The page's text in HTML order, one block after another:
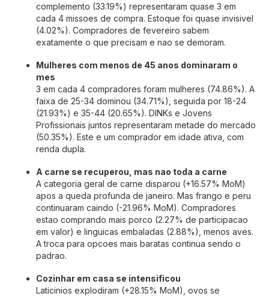
complemento (33.19%) representaram quase 3 em
cada 4 missoes de compra. Estoque foi quase invisivel
(4.02%). Compradores de fevereiro sabem
exatamente o que precisam e nao se demoram.
Mulheres com menos de 45 anos dominaram o
mes
3 em cada 4 compradores foram mulheres (74.86%). A
faixa de 25-34 dominou (34.71%), seguida por 18-24
(21.93%) e 35-44 (20.65%). DINKs e Jovens
Profissionais juntos representaram metade do mercado
(50.35%). Este e um comprador em idade ativa, com
renda dupla.
A carne se recuperou, mas nao toda a carne
A categoria geral de carne disparou (+16.57% MoM)
apos a queda profunda de janeiro. Mas frango e peru
continuaram caindo (-21.96% MoM). Compradores
estao comprando mais porco (2.27% de participacao
em valor) e linguicas embaladas (2.88%), menos aves.
A troca para opcoes mais baratas continua sendo o
padrao.
Cozinhar em casa se intensificou
Laticinios explodiram (+28.15% MoM), ovos se